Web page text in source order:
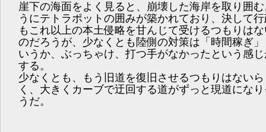
崖下の海面をよく見ると、崩壊した海岸を取り囲
うにテトラポットの囲みが築かれており、決して
もこれ以上の本土侵略を甘んじて受けるつもりは
のだろうが、少なくとも陸側の対策は「時間稼ぎ
いうか、ぶっちゃけ、打つ手がなかったという感
する。
少なくとも、もう旧道を復旧させるつもりはない
く、大きくカーブで迂回する道がずっと現道にな
うだ。